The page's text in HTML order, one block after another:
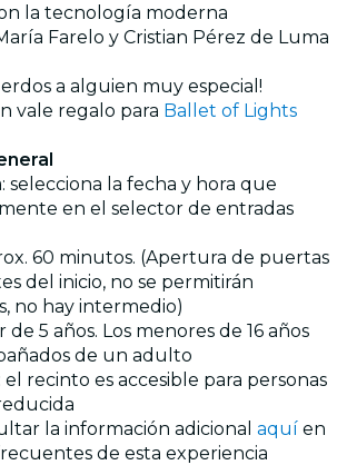
la tecnología moderna
Farelo y Cristian Pérez de Luma
a alguien muy especial!
vale regalo para Ballet of Lights
selecciona la fecha y hora que
en el selector de entradas
60 minutos. (Apertura de puertas
del inicio, no se permitirán
no hay intermedio)
de 5 años. Los menores de 16 años
de un adulto
el recinto es accesible para personas
la información adicional aquí en
de esta experiencia